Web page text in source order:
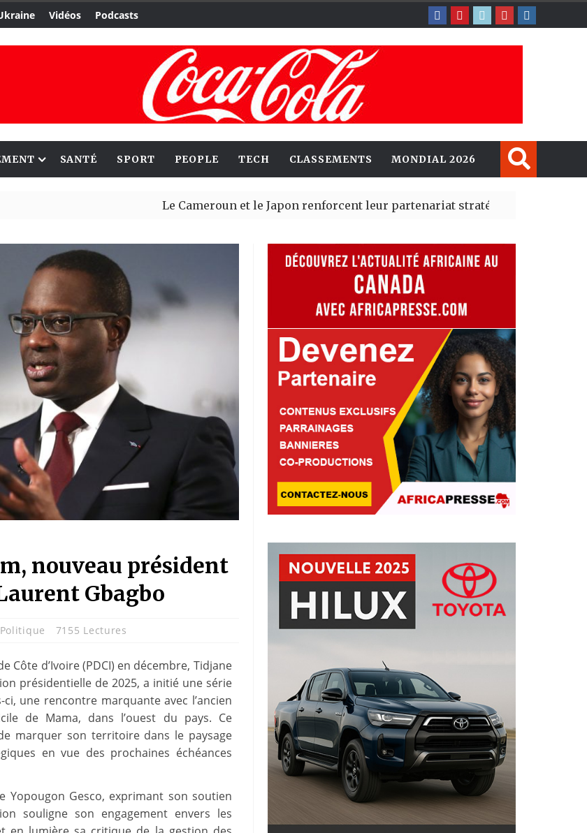
Vidéos Podcasts
SANTÉ SPORT PEOPLE TECH CLASSEMENTS MONDIAL 2026
Le Cameroun et le Japon renforcent leur partenariat stratégique avec un cap sur
nouveau président
Gbagbo
Politique 7155 Lectures
d’Ivoire (PDCI) en décembre, Tidjane
présidentielle de 2025, a initié une série
une rencontre marquante avec l’ancien
de Mama, dans l’ouest du pays. Ce
marquer son territoire dans le paysage
en vue des prochaines échéances
Gesco, exprimant son soutien
souligne son engagement envers les